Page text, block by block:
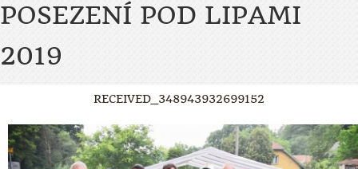
POSEZENÍ POD LIPAMI
2019
RECEIVED_348943932699152